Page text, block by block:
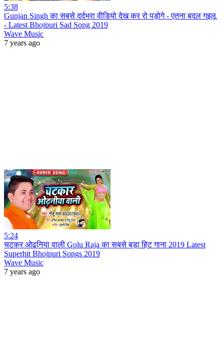
5:38
Gunjan Singh का सबसे दर्दभरा वीडियो देख कर रो पड़ोगे - एतना बदल गइलू
- Latest Bhojpuri Sad Song 2019
Wave Music
7 years ago
5:24
चटकर ओढनिया वाली Golu Raja का सबसे बड़ा हिट गाना 2019 Latest
Superhit Bhojpuri Songs 2019
Wave Music
7 years ago